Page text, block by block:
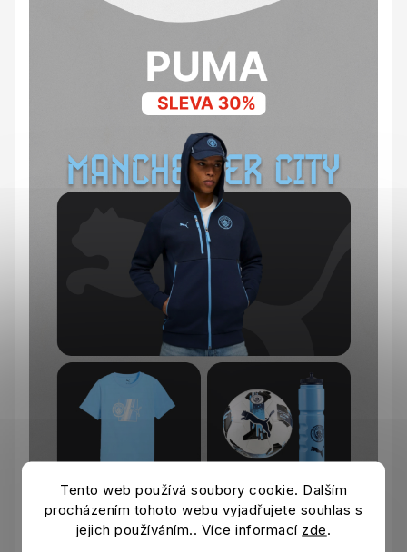
Tento web používá soubory cookie. Dalším
procházením tohoto webu vyjadřujete souhlas s
jejich používáním.. Více informací zde.